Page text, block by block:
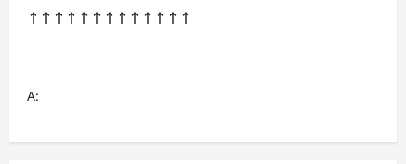
↑↑↑↑↑↑↑↑↑↑↑↑↑
A: